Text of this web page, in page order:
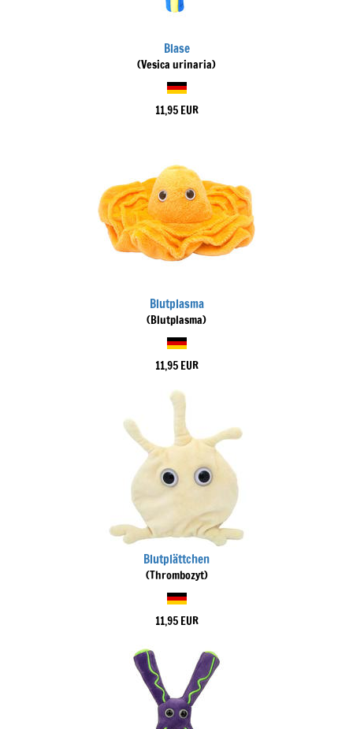
Blase
(Vesica urinaria)
11,95 EUR
Blutplasma
(Blutplasma)
11,95 EUR
Blutplättchen
(Thrombozyt)
11,95 EUR